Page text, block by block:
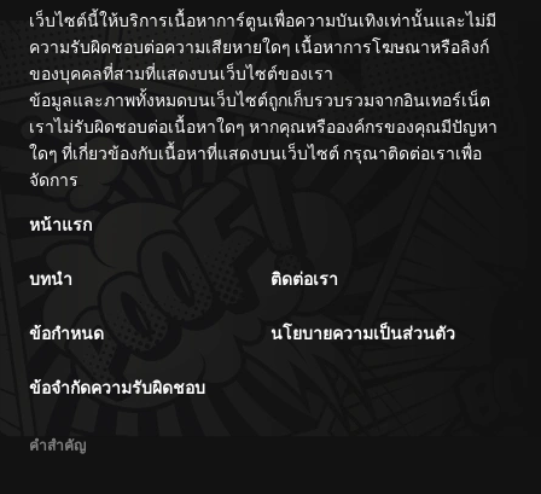
Itashimasu wa~
เว็บไซต์นี้ให้บริการเนื้อหาการ์ตูนเพื่อความบันเทิงเท่านั้นและไม่มี
ความรับผิดชอบต่อความเสียหายใดๆ เนื้อหาการโฆษณาหรือลิงก์
ของบุคคลที่สามที่แสดงบนเว็บไซต์ของเรา
ข้อมูลและภาพทั้งหมดบนเว็บไซต์ถูกเก็บรวบรวมจากอินเทอร์เน็ต
เราไม่รับผิดชอบต่อเนื้อหาใดๆ หากคุณหรือองค์กรของคุณมีปัญหา
ใดๆ ที่เกี่ยวข้องกับเนื้อหาที่แสดงบนเว็บไซต์ กรุณาติดต่อเราเพื่อ
จัดการ
หน้าแรก
บทนำ ติดต่อเรา
ข้อกำหนด นโยบายความเป็นส่วนตัว
ข้อจำกัดความรับผิดชอบ
คำสำคัญ